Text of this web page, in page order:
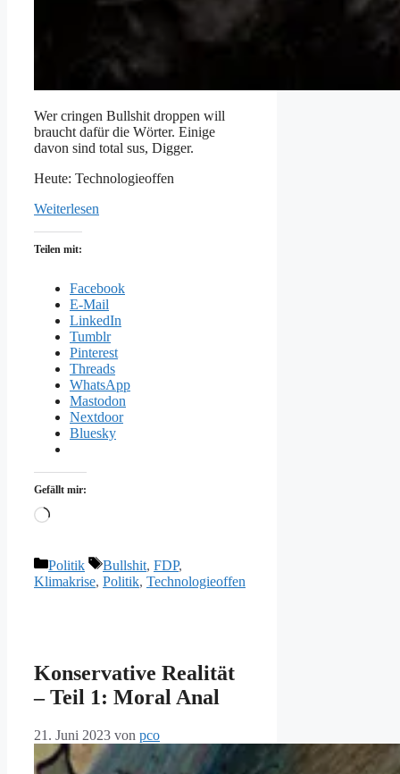
Wer cringen Bullshit droppen will
braucht dafür die Wörter. Einige
davon sind total sus, Digger.
Heute: Technologieoffen
Weiterlesen
Teilen mit:
Facebook
E-Mail
LinkedIn
Tumblr
Pinterest
Threads
WhatsApp
Mastodon
Nextdoor
Bluesky
Gefällt mir:
Wird
Kategorien
Politik Schlagwörter
Bullshit, FDP,
Klimakrise, Politik, Technologieoffen
Konservative Realität
– Teil 1: Moral Anal
21. Juni 2023 von pco